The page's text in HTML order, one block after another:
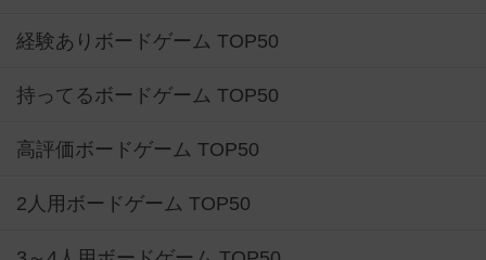
経験ありボードゲーム TOP50
持ってるボードゲーム TOP50
高評価ボードゲーム TOP50
2人用ボードゲーム TOP50